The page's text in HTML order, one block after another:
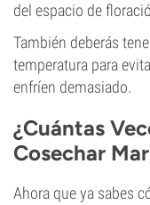
del espacio de
También deberás
temperatura para
enfríen demasiado.
¿Cuántas
Cosechar
Ahora que ya sabes